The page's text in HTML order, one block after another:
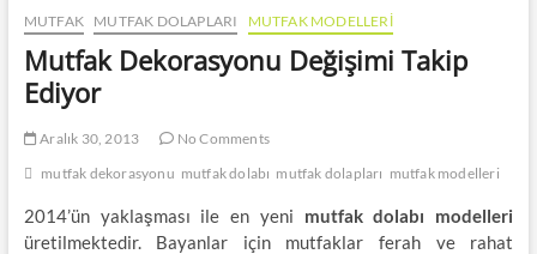
MUTFAK MUTFAK DOLAPLARI MUTFAK MODELLERI
Mutfak Dekorasyonu Değişimi Takip
Ediyor
Aralık 30, 2013
No Comments
mutfak dekorasyonu mutfak dolabı mutfak dolapları mutfak modelleri
2014’ün yaklaşması ile en yeni mutfak dolabı modelleri
üretilmektedir. Bayanlar için mutfaklar ferah ve rahat